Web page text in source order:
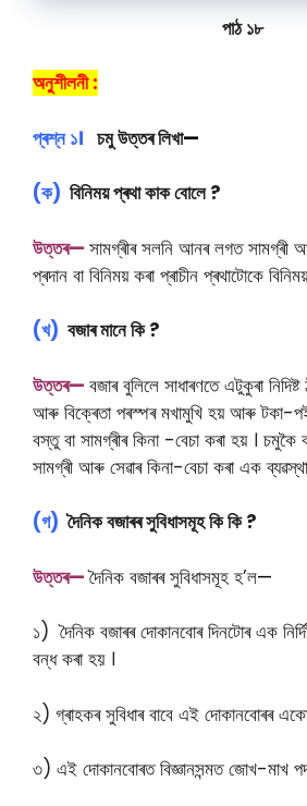
পাঠ ১৮
অনুশীলনী :
প্ৰশ্ন ১। চমু উত্তৰ লিখা—
(ক) বিনিময় প্ৰথা কাক বোলে ?
উত্তৰ— সামগ্ৰীৰ সলনি আনৰ লগত সামগ্ৰী
প্ৰদান বা বিনিময় কৰা প্ৰাচীন প্ৰথাটোকে
(খ) বজাৰ মানে কি ?
উত্তৰ— বজাৰ বুলিলে সাধাৰণতে এটুকুৰা
আৰু বিক্ৰেতা পৰস্পৰ মখামুখি হয় আৰু টকা-
বস্তু বা সামগ্ৰীৰ কিনা -বেচা কৰা হয় । চমুকৈ
সামগ্ৰী আৰু সেৱাৰ কিনা-বেচা কৰা এক
(গ) দৈনিক বজাৰৰ সুবিধাসমূহ কি কি ?
উত্তৰ—দৈনিক বজাৰৰ সুবিধাসমূহ হ’ল—
১) দৈনিক বজাৰৰ দোকানবোৰ দিনটোৰ এক
বন্ধ কৰা হয় ।
২) গ্ৰাহকৰ সুবিধাৰ বাবে এই দোকানবোৰৰ
৩) এই দোকানবোৰত বিজ্ঞানসন্মত জোখ-মাখ